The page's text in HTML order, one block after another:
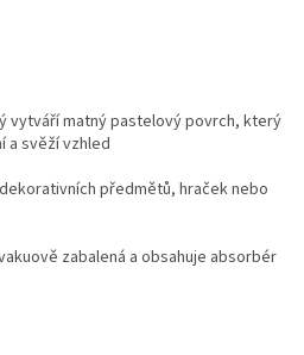
vytváří matný pastelový povrch, který
a svěží vzhled
předmětů, hraček nebo
zabalená a obsahuje absorbér